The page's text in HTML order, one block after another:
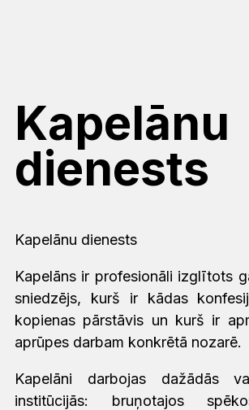
Kapelānu
dienests
Kapelānu dienests
Kapelāns ir profesionāli izglītots
sniedzējs, kurš ir kādas
kopienas pārstāvis un kurš ir
aprūpes darbam konkrētā nozarē.
Kapelāni darbojas dažādās
institūcijās: bruņotajos